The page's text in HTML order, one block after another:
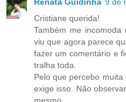
Cristiane querida!
Também me
viu que agora parece
fazer um comentário e
tralha toda.
Pelo que percebo
exige isso. Não
mesmo.